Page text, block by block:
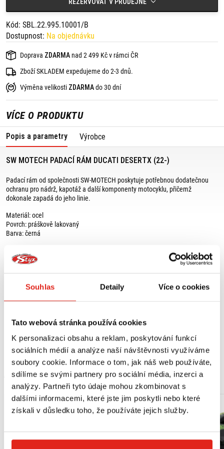
Souhlas Detaily Více o cookies
Tato webová stránka používá cookies
K personalizaci obsahu a reklam, poskytování funkcí
sociálních médií a analýze naší návštěvnosti využíváme
soubory cookie. Informace o tom, jak náš web používáte,
sdílíme se svými partnery pro sociální média, inzerci a
analýzy. Partneři tyto údaje mohou zkombinovat s
dalšími informacemi, které jste jim poskytli nebo které
získali v důsledku toho, že používáte jejich služby.
2 x padací rám,
montážní materiál,
montážní návod.
Kód: SBL.22.995.10001/B
Dostupnost: Na objednávku
Doprava ZDARMA nad 2 499 Kč v rámci ČR
Zboží SKLADEM expedujeme do 2-3 dnů.
Výměna velikosti ZDARMAdo 30 dní
VÍCE O PRODUKTU
Popis a parametry Výrobce
SW MOTECH PADACÍ RÁM DUCATI DESERTX (22-)
Padací rám od společnosti SW-MOTECH poskytuje potřebnou dodatečnou
ochranu pro nádrž, kapotáž a další komponenty motocyklu, přičemž
dokonale zapadá do jeho linie.
Materiál: ocel
Povrch: práškově lakovaný
Barva: černá
korozi vlivům.
Přesné a silné upevnění na rámu.
Obsah balení:
2 x padací rám,
montážní materiál,
Zobrazit více
MOHLO BY SE VÁM LÍBIT